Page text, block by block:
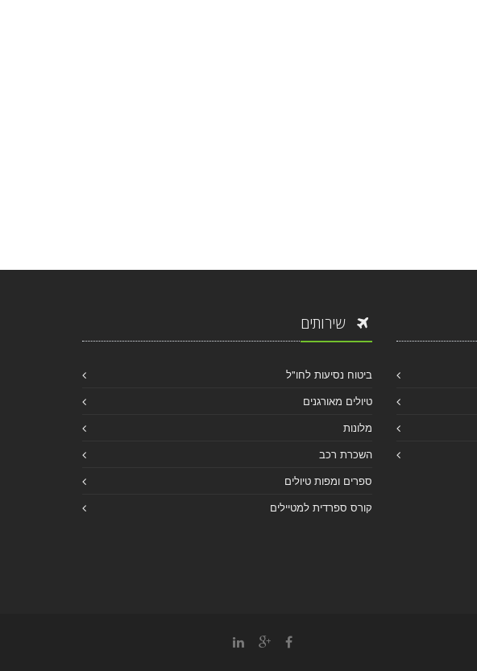
שירותים
ביטוח נסיעות לחו"ל
טיולים מאורגנים
מלונות
השכרת רכב
ספרים ומפות טיולים
קורס ספרדית למטיילים